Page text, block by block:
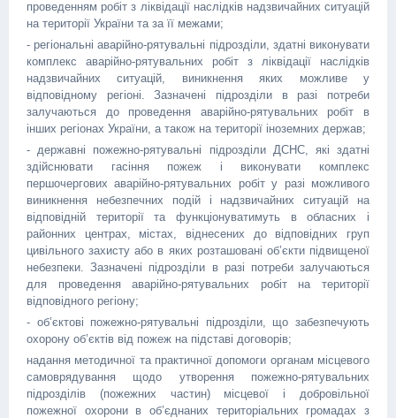
проведенням робіт з ліквідації наслідків надзвичайних ситуацій
на території України та за її межами;
- регіональні аварійно-рятувальні підрозділи, здатні виконувати
комплекс аварійно-рятувальних робіт з ліквідації наслідків
надзвичайних ситуацій, виникнення яких можливе у
відповідному регіоні. Зазначені підрозділи в разі потреби
залучаються до проведення аварійно-рятувальних робіт в
інших регіонах України, а також на території іноземних держав;
- державні пожежно-рятувальні підрозділи ДСНС, які здатні
здійснювати гасіння пожеж і виконувати комплекс
першочергових аварійно-рятувальних робіт у разі можливого
виникнення небезпечних подій і надзвичайних ситуацій на
відповідній території та функціонуватимуть в обласних і
районних центрах, містах, віднесених до відповідних груп
цивільного захисту або в яких розташовані об’єкти підвищеної
небезпеки. Зазначені підрозділи в разі потреби залучаються
для проведення аварійно-рятувальних робіт на території
відповідного регіону;
- об’єктові пожежно-рятувальні підрозділи, що забезпечують
охорону об’єктів від пожеж на підставі договорів;
надання методичної та практичної допомоги органам місцевого
самоврядування щодо утворення пожежно-рятувальних
підрозділів (пожежних частин) місцевої і добровільної
пожежної охорони в об’єднаних територіальних громадах з